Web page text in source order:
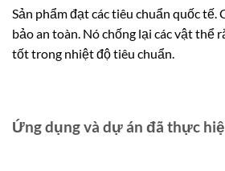
Sản phẩm đạt các tiêu chuẩn quốc tế.
bảo an toàn. Nó chống lại các vật thể
tốt trong nhiệt độ tiêu chuẩn.
Ứng dụng và dự án đã thực